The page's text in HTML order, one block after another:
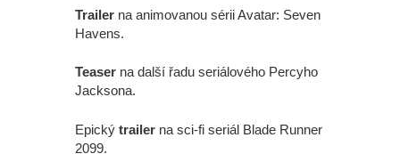
Trailer na animovanou sérii Avatar: Seven
Havens.
Teaser na další řadu seriálového Percyho
Jacksona.
Epický trailer na sci-fi seriál Blade Runner
2099.